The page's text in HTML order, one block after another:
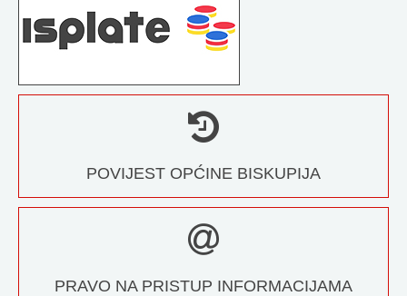
POVIJEST OPĆINE BISKUPIJA
PRAVO NA PRISTUP INFORMACIJAMA